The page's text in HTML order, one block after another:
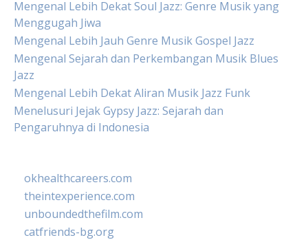
Mengenal Lebih Dekat Soul Jazz: Genre Musik yang
Menggugah Jiwa
Mengenal Lebih Jauh Genre Musik Gospel Jazz
Mengenal Sejarah dan Perkembangan Musik Blues
Jazz
Mengenal Lebih Dekat Aliran Musik Jazz Funk
Menelusuri Jejak Gypsy Jazz: Sejarah dan
Pengaruhnya di Indonesia
okhealthcareers.com
theintexperience.com
unboundedthefilm.com
catfriends-bg.org